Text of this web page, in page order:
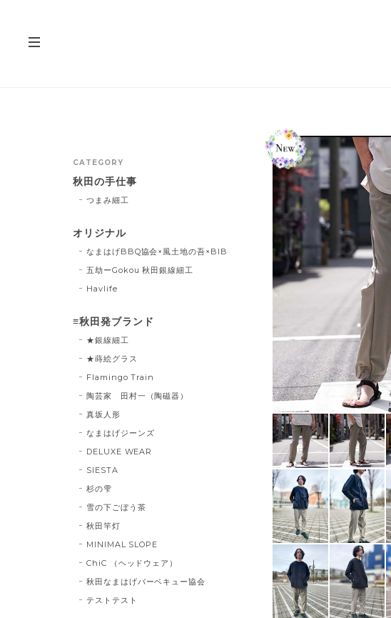
CATEGORY
秋田の手仕事
つまみ細工
オリジナル
なまはげBBQ協会×風土地の吾×BIB
五劫ーGokou 秋田銀線細工
Havlife
≡秋田発ブランド
★銀線細工
★蒔絵グラス
Flamingo Train
陶芸家 田村一（陶磁器）
真坂人形
なまはげジーンズ
DELUXE WEAR
SIESTA
杉の雫
雪の下ごぼう茶
秋田竿灯
MINIMAL SLOPE
ChiC （ヘッドウェア）
秋田なまはげバーベキュー協会
テストテスト